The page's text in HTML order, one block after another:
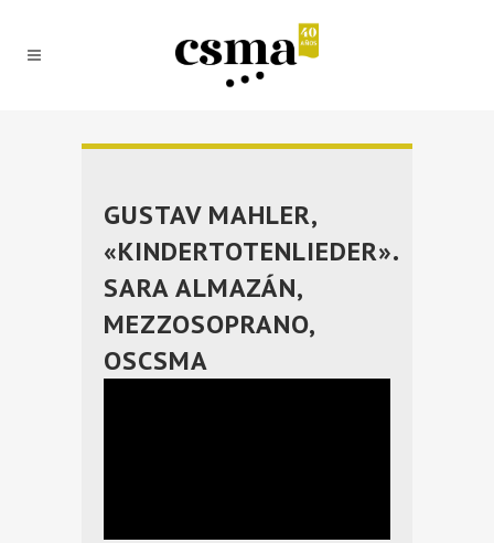
GUSTAV MAHLER,
«KINDERTOTENLIEDER».
SARA ALMAZÁN,
MEZZOSOPRANO,
OSCSMA